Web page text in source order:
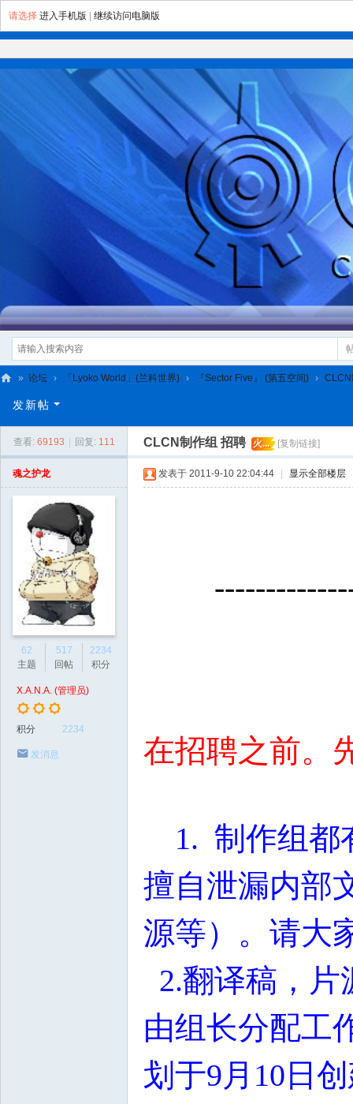
请选择 进入手机版 继续访问电脑版
L
» 论坛 › 「Lyoko World」(兰科世界) › 『Sector Five』 (第五空间) › CLCN
发新帖
查看: 69193 回复: 111 CLCN制作组 招聘 火... [复制链接]
魂之护龙
62
主题
517
回帖
2234
积分
X.A.N.A. (管理员)
积分 2234
发消息
发表于 2011-9-10 22:04:44 显示全部楼层
在招聘之前。
1. 制作组都
擅自泄漏内部
源等）。请大
2.翻译稿，
由组长分配工
划于9月10日